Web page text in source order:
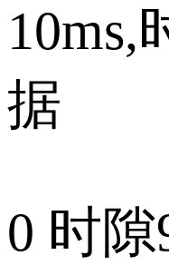
10ms,
据
0 时隙